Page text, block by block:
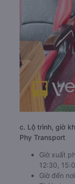
c. Lộ trình, giờ
Phy Transport
Giờ xuất
12:30,
Giờ đến